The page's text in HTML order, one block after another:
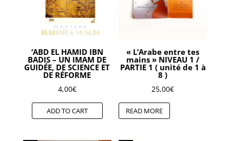
‘ABD EL HAMID IBN
BADIS – UN IMAM DE
GUIDÉE, DE SCIENCE ET
DE RÉFORME
4,00€
ADD TO CART
« L’Arabe entre tes
mains » NIVEAU 1 /
PARTIE 1 ( unité de 1 à
8 )
25,00€
READ MORE